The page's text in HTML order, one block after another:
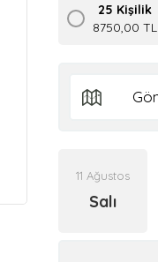
25 Kişilik
8750,00 TL
11 Ağustos
Salı